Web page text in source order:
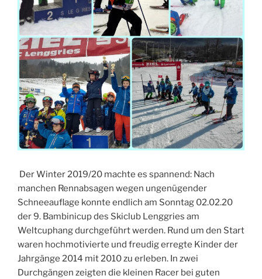
Der Winter 2019/20 machte es spannend: Nach
manchen Rennabsagen wegen ungenügender
Schneeauflage konnte endlich am Sonntag 02.02.20
der 9. Bambinicup des Skiclub Lenggries am
Weltcuphang durchgeführt werden. Rund um den Start
waren hochmotivierte und freudig erregte Kinder der
Jahrgänge 2014 mit 2010 zu erleben. In zwei
Durchgängen zeigten die kleinen Racer bei guten